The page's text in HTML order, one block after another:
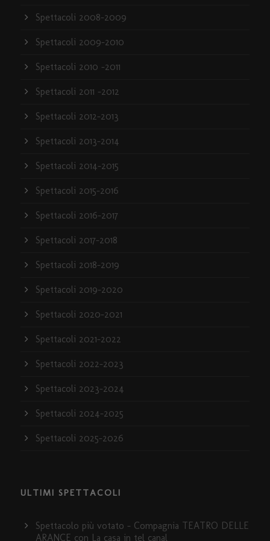
Spettacoli 2008-2009
Spettacoli 2009-2010
Spettacoli 2010 -2011
Spettacoli 2011 -2012
Spettacoli 2012-2013
Spettacoli 2013-2014
Spettacoli 2014-2015
Spettacoli 2015-2016
Spettacoli 2016-2017
Spettacoli 2017-2018
Spettacoli 2018-2019
Spettacoli 2019-2020
Spettacoli 2020-2021
Spettacoli 2021-2022
Spettacoli 2022-2023
Spettacoli 2023-2024
Spettacoli 2024-2025
Spettacoli 2025-2026
ULTIMI SPETTACOLI
Spettacolo più votato – Compagnia TEATRO DELLE
ARANCE con La casa in tel canal